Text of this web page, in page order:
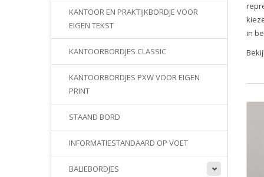
KANTOOR EN PRAKTIJKBORDJE VOOR
EIGEN TEKST
KANTOORBORDJES CLASSIC
KANTOORBORDJES PXW VOOR EIGEN
PRINT
STAAND BORD
INFORMATIESTANDAARD OP VOET
BALIEBORDJES
in